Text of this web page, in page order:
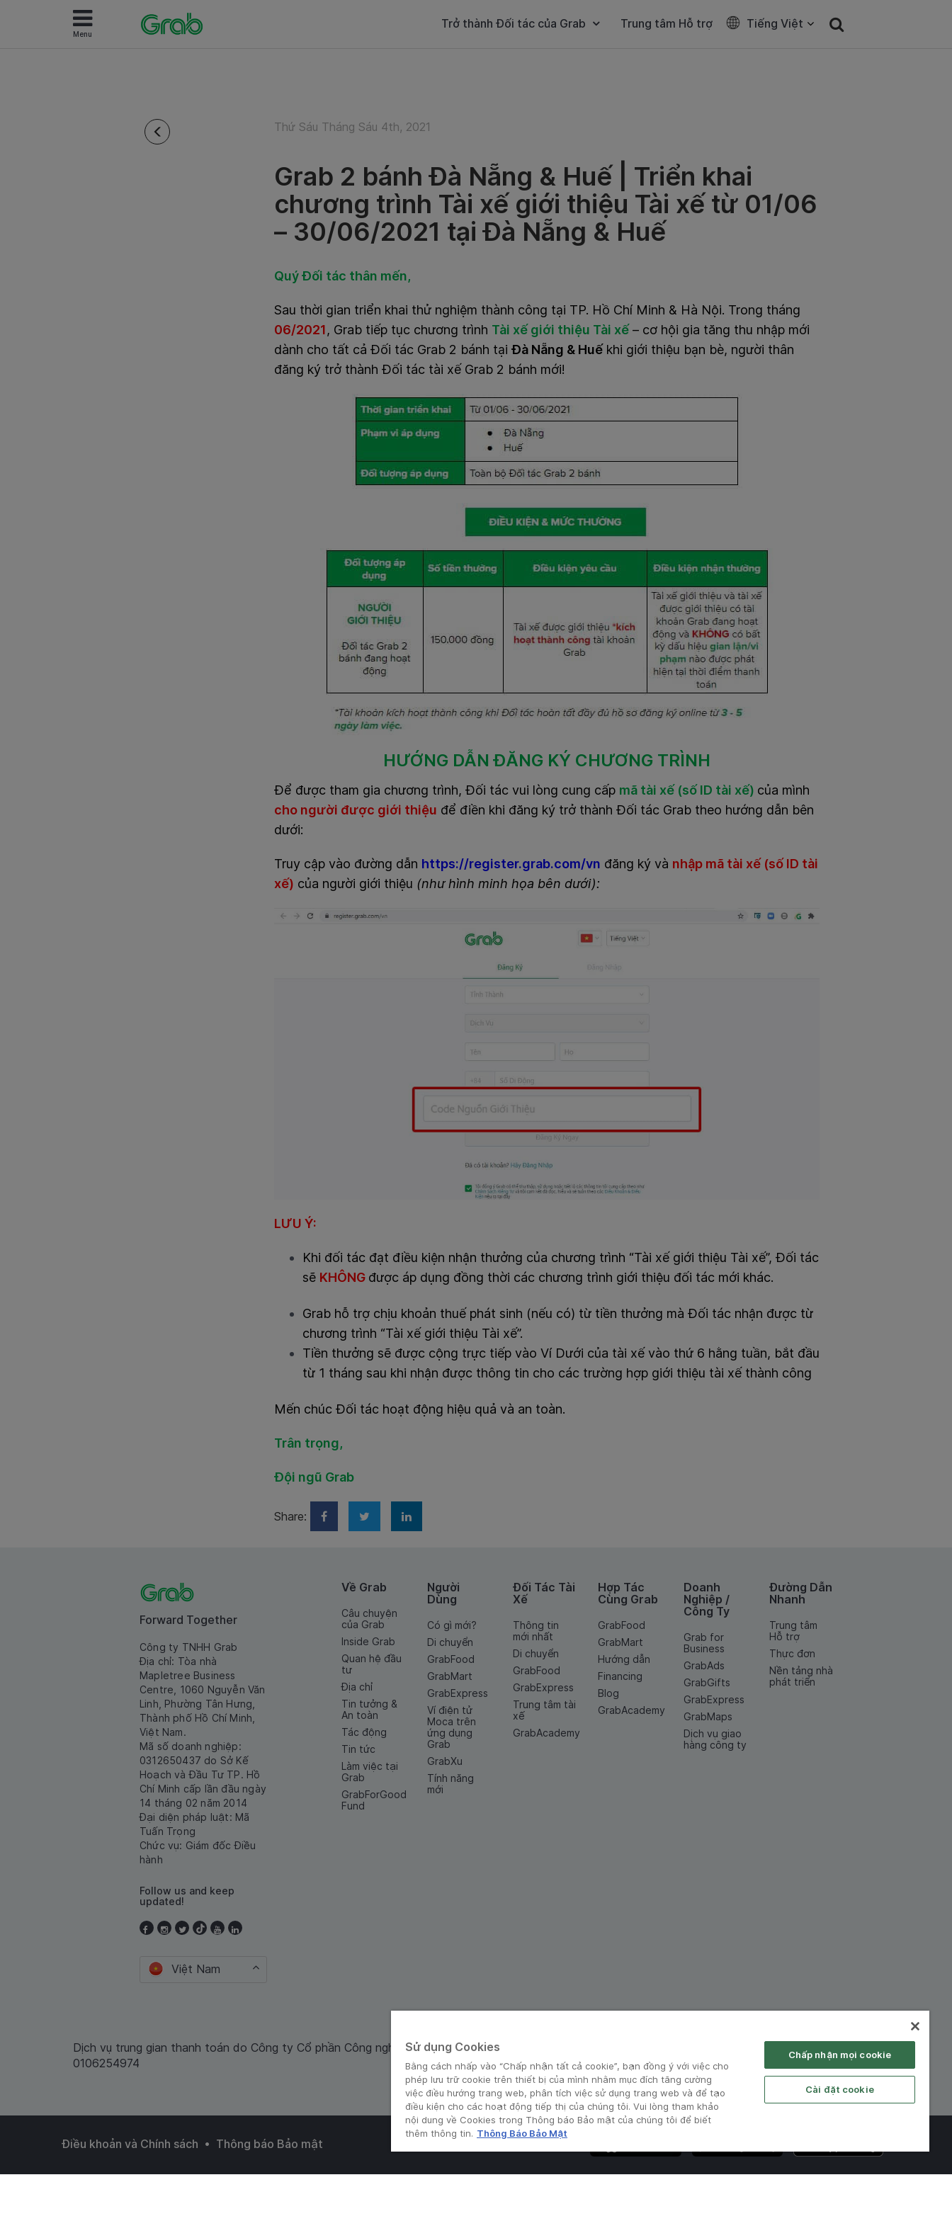
Menu
Trở thành Đối tác của Grab Trung tâm Hỗ trợ Tiếng Việt
Thứ Sáu Tháng Sáu 4th, 2021
Grab 2 bánh Đà Nẵng & Huế | Triển khai
chương trình Tài xế giới thiệu Tài xế từ 01/06
– 30/06/2021 tại Đà Nẵng & Huế
Quý Đối tác thân mến,
Sau thời gian triển khai thử nghiệm thành công tại TP. Hồ Chí Minh & Hà Nội. Trong tháng
06/2021, Grab tiếp tục chương trình Tài xế giới thiệu Tài xế – cơ hội gia tăng thu nhập mới
dành cho tất cả Đối tác Grab 2 bánh tại Đà Nẵng & Huế khi giới thiệu bạn bè, người thân
đăng ký trở thành Đối tác tài xế Grab 2 bánh mới!
HƯỚNG DẪN ĐĂNG KÝ CHƯƠNG TRÌNH
Để được tham gia chương trình, Đối tác vui lòng cung cấp mã tài xế (số ID tài xế) của mình
cho người được giới thiệu để điền khi đăng ký trở thành Đối tác Grab theo hướng dẫn bên
dưới:
Truy cập vào đường dẫn https://register.grab.com/vn đăng ký và nhập mã tài xế (số ID tài
xế) của người giới thiệu (như hình minh họa bên dưới):
LƯU Ý:
Khi đối tác đạt điều kiện nhận thưởng của chương trình “Tài xế giới thiệu Tài xế”, Đối tác
sẽ KHÔNG được áp dụng đồng thời các chương trình giới thiệu đối tác mới khác.
Grab hỗ trợ chịu khoản thuế phát sinh (nếu có) từ tiền thưởng mà Đối tác nhận được từ
chương trình “Tài xế giới thiệu Tài xế”.
Tiền thưởng sẽ được cộng trực tiếp vào Ví Dưới của tài xế vào thứ 6 hằng tuần, bắt đầu
từ 1 tháng sau khi nhận được thông tin cho các trường hợp giới thiệu tài xế thành công
Mến chúc Đối tác hoạt động hiệu quả và an toàn.
Trân trọng,
Đội ngũ Grab
Share:
Forward Together
Công ty TNHH Grab
Địa chỉ: Tòa nhà
Mapletree Business
Centre, 1060 Nguyễn Văn
Linh, Phường Tân Hưng,
Thành phố Hồ Chí Minh,
Việt Nam.
Mã số doanh nghiệp:
0312650437 do Sở Kế
Hoạch và Đầu Tư TP. Hồ
Chí Minh cấp lần đầu ngày
14 tháng 02 năm 2014
Đại diện pháp luật: Mã
Tuấn Trọng
Chức vụ: Giám đốc Điều
hành
Follow us and keep
updated!
Việt Nam
Về Grab
Câu chuyện
của Grab
Inside Grab
Quan hệ đầu
tư
Địa chỉ
Tin tưởng &
An toàn
Tác động
Tin tức
Làm việc tại
Grab
GrabForGood
Fund
Người
Dùng
Có gì mới?
Di chuyển
GrabFood
GrabMart
GrabExpress
Ví điện tử
Moca trên
ứng dụng
Grab
GrabXu
Tính năng
mới
Đối Tác Tài
Xế
Thông tin
mới nhất
Di chuyển
GrabFood
GrabExpress
Trung tâm tài
xế
GrabAcademy
Hợp Tác
Cùng Grab
GrabFood
GrabMart
Hướng dẫn
Financing
Blog
GrabAcademy
Doanh
Nghiệp /
Công Ty
Grab for
Business
GrabAds
GrabGifts
GrabExpress
GrabMaps
Dịch vụ giao
hàng công ty
Đường Dẫn
Nhanh
Trung tâm
Hỗ trợ
Thực đơn
Nền tảng nhà
phát triển
Dịch vụ trung gian thanh toán do Công ty Cổ phần Công nghệ và Dịch Vụ Moca cung cấp. Mã số doanh nghiệp:
0106254974
Điều khoản và Chính sách • Thông báo Bảo mật © Grab 2010 - 2026
Sử dụng Cookies
Bằng cách nhấp vào “Chấp nhận tất cả cookie”, bạn đồng ý với việc cho
phép lưu trữ cookie trên thiết bị của mình nhằm mục đích tăng cường
việc điều hướng trang web, phân tích việc sử dụng trang web và để tạo
điều kiện cho các hoạt động tiếp thị của chúng tôi. Vui lòng tham khảo
nội dung về Cookies trong Thông báo Bảo mật của chúng tôi để biết
thêm thông tin. Thông Báo Bảo Mật
Chấp nhận mọi cookie
Cài đặt cookie